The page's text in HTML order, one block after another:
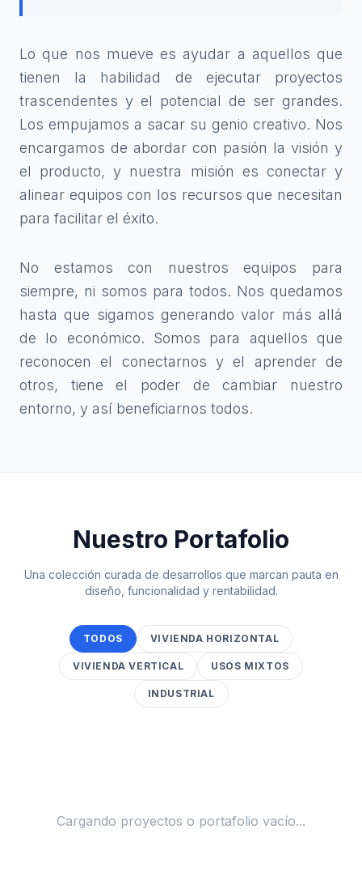
Lo que nos mueve es ayudar a aquellos que
tienen la habilidad de ejecutar proyectos
trascendentes y el potencial de ser grandes.
Los empujamos a sacar su genio creativo. Nos
encargamos de abordar con pasión la visión y
el producto, y nuestra misión es conectar y
alinear equipos con los recursos que necesitan
para facilitar el éxito.
No estamos con nuestros equipos para
siempre, ni somos para todos. Nos quedamos
hasta que sigamos generando valor más allá
de lo económico. Somos para aquellos que
reconocen el conectarnos y el aprender de
otros, tiene el poder de cambiar nuestro
entorno, y así beneficiarnos todos.
Nuestro Portafolio
Una colección curada de desarrollos que marcan pauta en
diseño, funcionalidad y rentabilidad.
TODOS VIVIENDA HORIZONTAL
VIVIENDA VERTICAL USOS MIXTOS
INDUSTRIAL
Cargando proyectos o portafolio vacío...